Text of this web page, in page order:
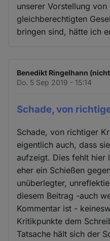
unserer Vorstellung
gleichberechtigten
bringen sind, hätte ich
Benedikt Ringelhann
Do. 5 Sep 2019 - 15:14
Schade, von
Schade, von richtiger
eigentlich auch, dass
aufzeigt. Dies fehlt hier
eher ein Schießen
unüberlegter,
diesem Beitrag -auch
Kommentar ist -
Kritikpunkte dem
Tatsache hält sich der